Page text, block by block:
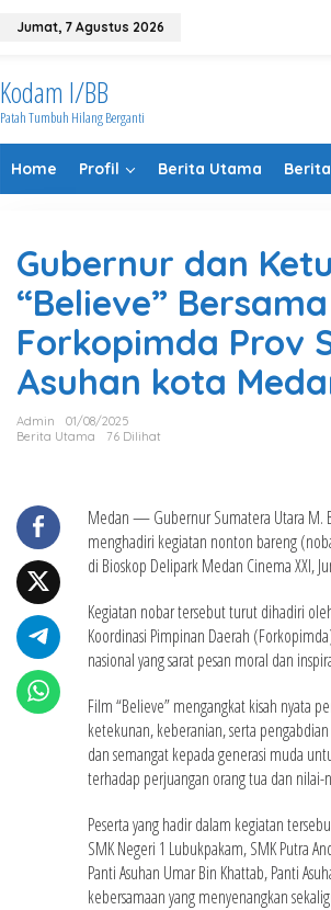
Jumat, 7 Agustus 2026
Kodam I/BB
Patah Tumbuh Hilang Berganti
Home Profil Berita Utama
Gubernur dan
“Believe”
Forkopimda Prov
Asuhan kota
Admin
01/08/2025
Berita Utama
76 Dilihat
Medan — Gubernur Sumatera Utara M.
menghadiri kegiatan nonton bareng
di Bioskop Delipark Medan Cinema XXI,
Kegiatan nobar tersebut turut dihadiri
Koordinasi Pimpinan Daerah
nasional yang sarat pesan moral dan
Film “Believe” mengangkat kisah nyata
ketekunan, keberanian, serta
dan semangat kepada generasi muda
terhadap perjuangan orang tua dan nilai-
Peserta yang hadir dalam kegiatan
SMK Negeri 1 Lubukpakam, SMK Putra
Panti Asuhan Umar Bin Khattab, Panti
kebersamaan yang menyenangkan